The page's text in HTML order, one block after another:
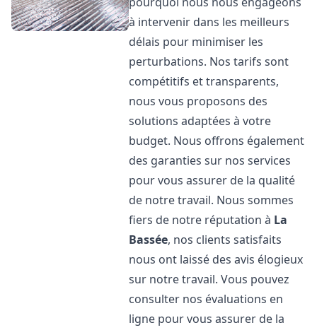
à intervenir dans les meilleurs
délais pour minimiser les
perturbations. Nos tarifs sont
compétitifs et transparents,
nous vous proposons des
solutions adaptées à votre
budget. Nous offrons également
des garanties sur nos services
pour vous assurer de la qualité
de notre travail. Nous sommes
fiers de notre réputation à La
Bassée, nos clients satisfaits
nous ont laissé des avis élogieux
sur notre travail. Vous pouvez
consulter nos évaluations en
ligne pour vous assurer de la